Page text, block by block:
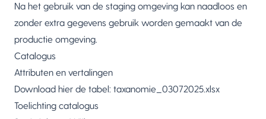
Na het gebruik van de staging omgeving kan naadloos en
zonder extra gegevens gebruik worden gemaakt van de
productie omgeving.
Catalogus
Attributen en vertalingen
Download hier de tabel: taxanomie_03072025.xlsx
Toelichting catalogus